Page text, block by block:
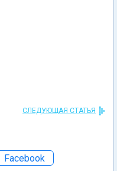
СЛЕДУЮЩАЯ СТАТЬЯ
Facebook